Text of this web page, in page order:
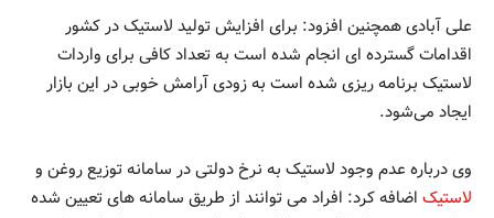
علی آبادی همچنین افزود: برای افزایش تولید لاستیک در کشور
اقدامات گسترده ای انجام شده است به تعداد کافی برای واردات
لاستیک برنامه ریزی شده است به زودی آرامش خوبی در این بازار
ایجاد می‌شود.
وی درباره عدم وجود لاستیک به نرخ دولتی در سامانه توزیع روغن و
لاستیک اضافه کرد: افراد می توانند از طریق سامانه های تعیین شده